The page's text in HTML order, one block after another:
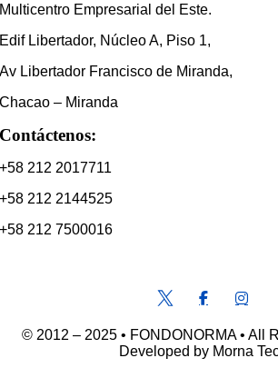
Multicentro Empresarial del Este.
Edif Libertador, Núcleo A, Piso 1,
Av Libertador Francisco de Miranda,
Chacao – Miranda
Contáctenos:
+58 212 2017711
+58 212 2144525
+58 212 7500016
© 2012 – 2025 • FONDONORMA • All
Developed by Morna